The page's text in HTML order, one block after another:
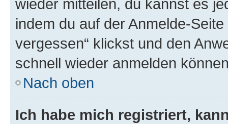
wieder mitteilen, du kannst es
indem du auf der Anmelde-
vergessen“ klickst und den
schnell wieder anmelden
Nach oben
Ich habe mich registriert,